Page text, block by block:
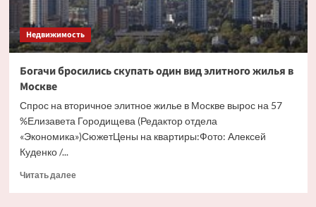
Недвижимость
Богачи бросились скупать один вид элитного жилья в
Москве
Спрос на вторичное элитное жилье в Москве вырос на 57
%Елизавета Городищева (Редактор отдела
«Экономика»)СюжетЦены на квартиры:Фото: Алексей
Куденко /...
Читать далееПрочитать